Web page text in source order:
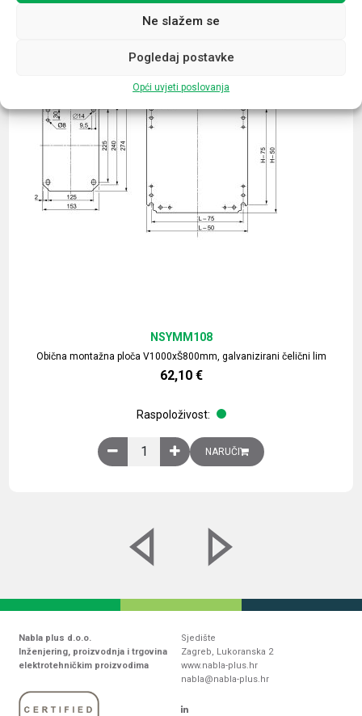
Ne slažem se
Pogledaj postavke
Opći uvjeti poslovanja
Obična montažna ploča V1000xŠ800mm, galvanizirani čelični lim
NSYMM108
62,10 €
Raspoloživost:
Obična montažna ploča V1000xŠ800mm,
NARUČI
Nabla plus d.o.o.
Inženjering, proizvodnja i trgovina
elektrotehničkim proizvodima
Sjedište
Zagreb, Lukoranska 2
www.nabla-plus.hr
nabla@nabla-plus.hr